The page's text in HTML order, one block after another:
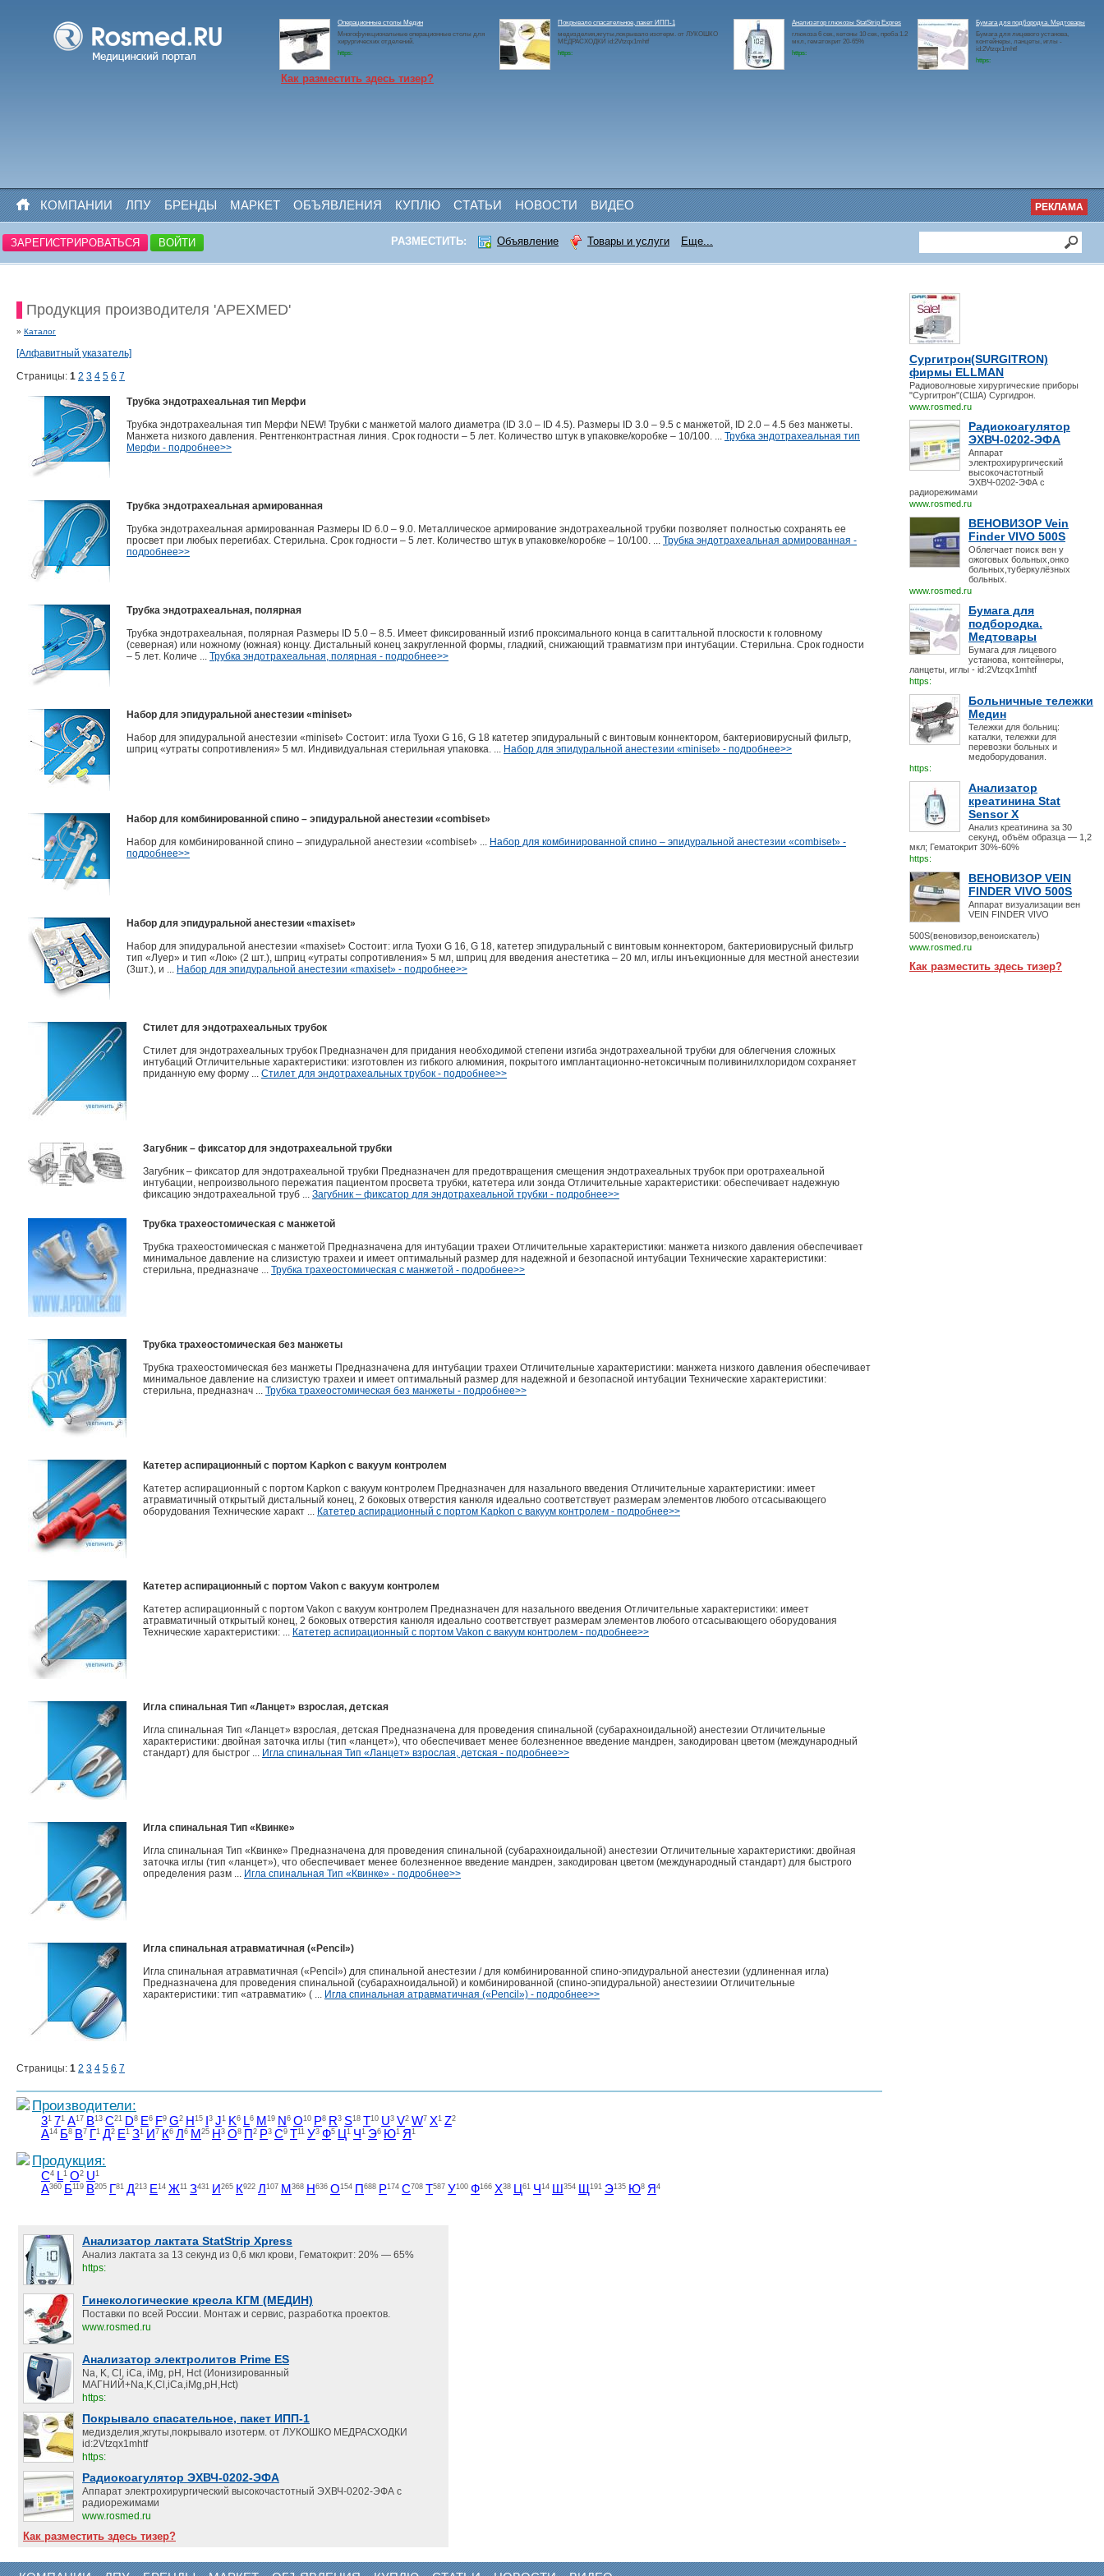
Операционные столы Медин
Многофункциональные операционные столы для
хирургических отделений.
https:
Покрывало спасательное, пакет ИПП-1
медизделия,жгуты,покрывало изотерм. от ЛУКОШКО
МЕДРАСХОДКИ id:2Vtzqx1mhtf
https:
Анализатор глюкозы StatStrip Expres
глюкоза 6 сек, кетоны 10 сек, проба 1.2
мкл, гематокрит 20-65%
https:
Бумага для подбородка. Медтовары
Бумага для лицевого установа,
контейнеры, ланцеты, иглы -
id:2Vtzqx1mhtf
https:
Как разместить здесь тизер?
КОМПАНИИ ЛПУ БРЕНДЫ МАРКЕТ ОБЪЯВЛЕНИЯ КУПЛЮ СТАТЬИ НОВОСТИ ВИДЕО РЕКЛАМА
ЗАРЕГИСТРИРОВАТЬСЯ ВОЙТИ РАЗМЕСТИТЬ: Объявление Товары и услуги Еще...
Сургитрон(SURGITRON)
фирмы ELLMAN
Радиоволновые хирургические приборы
"Сургитрон"(США) Сургидрон.
www.rosmed.ru
Радиокоагулятор
ЭХВЧ-0202-ЭФА
Аппарат
электрохирургический
высокочастотный
ЭХВЧ-0202-ЭФА с
радиорежимами
www.rosmed.ru
ВЕНОВИЗОР Vein
Finder VIVO 500S
Облегчает поиск вен у
ожоговых больных,онко
больных,туберкулёзных
больных.
www.rosmed.ru
Бумага для
подбородка.
Медтовары
Бумага для лицевого
установа, контейнеры,
ланцеты, иглы - id:2Vtzqx1mhtf
https:
Больничные тележки
Медин
Тележки для больниц:
каталки, тележки для
перевозки больных и
медоборудования.
https:
Анализатор
креатинина Stat
Sensor X
Анализ креатинина за 30
секунд, объём образца — 1,2
мкл; Гематокрит 30%-60%
https:
ВЕНОВИЗОР VEIN
FINDER VIVO 500S
Аппарат визуализации вен
VEIN FINDER VIVO
500S(веновизор,веноискатель)
www.rosmed.ru
Как разместить здесь тизер?
Продукция производителя 'APEXMED'
» Каталог
[Алфавитный указатель]
Страницы: 1 2 3 4 5 6 7
Трубка эндотрахеальная тип Мерфи
Трубка эндотрахеальная тип Мерфи NEW! Трубки с манжетой малого диаметра (ID 3.0 – ID 4.5). Размеры ID 3.0 – 9.5 с манжетой, ID 2.0 – 4.5 без манжеты.
Манжета низкого давления. Рентгенконтрастная линия. Срок годности – 5 лет. Количество штук в упаковке/коробке – 10/100. ... Трубка эндотрахеальная тип
Мерфи - подробнее>>
Трубка эндотрахеальная армированная
Трубка эндотрахеальная армированная Размеры ID 6.0 – 9.0. Металлическое армирование эндотрахеальной трубки позволяет полностью сохранять ее
просвет при любых перегибах. Стерильна. Срок годности – 5 лет. Количество штук в упаковке/коробке – 10/100. ... Трубка эндотрахеальная армированная -
подробнее>>
Трубка эндотрахеальная, полярная
Трубка эндотрахеальная, полярная Размеры ID 5.0 – 8.5. Имеет фиксированный изгиб проксимального конца в сагиттальной плоскости к головному
(северная) или ножному (южная) концу. Дистальный конец закругленной формы, гладкий, снижающий травматизм при интубации. Стерильна. Срок годности
– 5 лет. Количе ... Трубка эндотрахеальная, полярная - подробнее>>
Набор для эпидуральной анестезии «miniset»
Набор для эпидуральной анестезии «miniset» Состоит: игла Туохи G 16, G 18 катетер эпидуральный с винтовым коннектором, бактериовирусный фильтр,
шприц «утраты сопротивления» 5 мл. Индивидуальная стерильная упаковка. ... Набор для эпидуральной анестезии «miniset» - подробнее>>
Набор для комбинированной спино – эпидуральной анестезии «combiset»
Набор для комбинированной спино – эпидуральной анестезии «combiset» ... Набор для комбинированной спино – эпидуральной анестезии «combiset» -
подробнее>>
Набор для эпидуральной анестезии «maxiset»
Набор для эпидуральной анестезии «maxiset» Состоит: игла Туохи G 16, G 18, катетер эпидуральный с винтовым коннектором, бактериовирусный фильтр
тип «Луер» и тип «Лок» (2 шт.), шприц «утраты сопротивления» 5 мл, шприц для введения анестетика – 20 мл, иглы инъекционные для местной анестезии
(3шт.), и ... Набор для эпидуральной анестезии «maxiset» - подробнее>>
Стилет для эндотрахеальных трубок
Стилет для эндотрахеальных трубок Предназначен для придания необходимой степени изгиба эндотрахеальной трубки для облегчения сложных
интубаций Отличительные характеристики: изготовлен из гибкого алюминия, покрытого имплантационно-нетоксичным поливинилхлоридом сохраняет
приданную ему форму ... Стилет для эндотрахеальных трубок - подробнее>>
Загубник – фиксатор для эндотрахеальной трубки
Загубник – фиксатор для эндотрахеальной трубки Предназначен для предотвращения смещения эндотрахеальных трубок при оротрахеальной
интубации, непроизвольного пережатия пациентом просвета трубки, катетера или зонда Отличительные характеристики: обеспечивает надежную
фиксацию эндотрахеальной труб ... Загубник – фиксатор для эндотрахеальной трубки - подробнее>>
Трубка трахеостомическая с манжетой
Трубка трахеостомическая с манжетой Предназначена для интубации трахеи Отличительные характеристики: манжета низкого давления обеспечивает
минимальное давление на слизистую трахеи и имеет оптимальный размер для надежной и безопасной интубации Технические характеристики:
стерильна, предназначе ... Трубка трахеостомическая с манжетой - подробнее>>
Трубка трахеостомическая без манжеты
Трубка трахеостомическая без манжеты Предназначена для интубации трахеи Отличительные характеристики: манжета низкого давления обеспечивает
минимальное давление на слизистую трахеи и имеет оптимальный размер для надежной и безопасной интубации Технические характеристики:
стерильна, предназнач ... Трубка трахеостомическая без манжеты - подробнее>>
Катетер аспирационный c портом Kapkon с вакуум контролем
Катетер аспирационный c портом Kapkon с вакуум контролем Предназначен для назального введения Отличительные характеристики: имеет
атравматичный открытый дистальный конец, 2 боковых отверстия канюля идеально соответствует размерам элементов любого отсасывающего
оборудования Технические характ ... Катетер аспирационный c портом Kapkon с вакуум контролем - подробнее>>
Катетер аспирационный c портом Vakon с вакуум контролем
Катетер аспирационный c портом Vakon с вакуум контролем Предназначен для назального введения Отличительные характеристики: имеет
атравматичный открытый конец, 2 боковых отверстия канюля идеально соответствует размерам элементов любого отсасывающего оборудования
Технические характеристики: ... Катетер аспирационный c портом Vakon с вакуум контролем - подробнее>>
Игла спинальная Тип «Ланцет» взрослая, детская
Игла спинальная Тип «Ланцет» взрослая, детская Предназначена для проведения спинальной (субарахноидальной) анестезии Отличительные
характеристики: двойная заточка иглы (тип «ланцет»), что обеспечивает менее болезненное введение мандрен, закодирован цветом (международный
стандарт) для быстрог ... Игла спинальная Тип «Ланцет» взрослая, детская - подробнее>>
Игла спинальная Тип «Квинке»
Игла спинальная Тип «Квинке» Предназначена для проведения спинальной (субарахноидальной) анестезии Отличительные характеристики: двойная
заточка иглы (тип «ланцет»), что обеспечивает менее болезненное введение мандрен, закодирован цветом (международный стандарт) для быстрого
определения разм ... Игла спинальная Тип «Квинке» - подробнее>>
Игла спинальная атравматичная («Pencil»)
Игла спинальная атравматичная («Pencil») для спинальной анестезии / для комбинированной спино-эпидуральной анестезии (удлиненная игла)
Предназначена для проведения спинальной (субарахноидальной) и комбинированной (спино-эпидуральной) анестезиии Отличительные
характеристики: тип «атравматик» ( ... Игла спинальная атравматичная («Pencil») - подробнее>>
Страницы: 1 2 3 4 5 6 7
Производители:
31 71 A17 B13 C21 D8 E6 F9 G2 H 15 3 J1 K6 L6 M 19 N 6 O10 P8 R3 S18 T10 U3 V2 W7 X1 Z2
А14 Б8 В7 Г1 Д2 Е1 З1 И 7 К6 Л 6 М 25 Н 3 О8 П 2 Р3 С9 Т11 У3 Ф5 Ц 1 Ч 1 Э6 Ю1 Я 1
Продукция:
C4 L1 O2 U1
А360 Б119 В205 Г81 Д213 Е14 Ж11 З431 И 265 К922 Л 107 М 368 Н 636 О154 П 688 Р174 С708 Т587 У100 Ф166 Х38 Ц 61 Ч 14 Ш 354 Щ 191 Э135 Ю8 Я 4
Анализатор лактата StatStrip Xpress
Анализ лактата за 13 секунд из 0,6 мкл крови, Гематокрит: 20% — 65%
https:
Гинекологические кресла КГМ (МЕДИН)
Поставки по всей России. Монтаж и сервис, разработка проектов.
www.rosmed.ru
Анализатор электролитов Prime ES
Na, K, Cl, iCa, iMg, pH, Hct (Ионизированный
МАГНИЙ+Na,K,Cl,iCa,iMg,pH,Hct)
https:
Покрывало спасательное, пакет ИПП-1
медизделия,жгуты,покрывало изотерм. от ЛУКОШКО МЕДРАСХОДКИ
id:2Vtzqx1mhtf
https:
Радиокоагулятор ЭХВЧ-0202-ЭФА
Аппарат электрохирургический высокочастотный ЭХВЧ-0202-ЭФА с
радиорежимами
www.rosmed.ru
Как разместить здесь тизер?